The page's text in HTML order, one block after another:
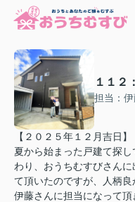
１１２
担当：
【２０２５年１２月吉日】
夏から始まった戸建て探
わり、おうちむすびさん
て頂いたのですが、人柄
伊藤さんに担当になって